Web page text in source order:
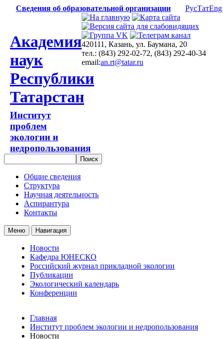
Сведения об образовательной организации РусТатEng
Академия
наук
Республики
Татарстан
Институт
проблем
экологии и
недропользования
420111, Казань, ул. Баумана, 20
тел.: (843) 292-02-72, (843) 292-40-34
email:an.rt@tatar.ru
Общие сведения
Структура
Научная деятельность
Аспирантура
Контакты
Меню Навигация
Новости
Кафедра ЮНЕСКО
Российский журнал прикладной экологии
Публикации
Экологический календарь
Конференции
Главная
Институт проблем экологии и недропользования
Новости